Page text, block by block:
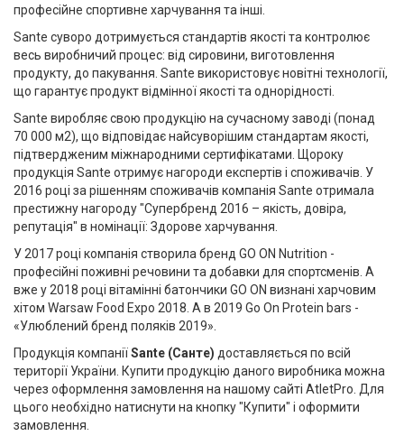
професійне спортивне харчування та інші.
Sante суворо дотримується стандартів якості та контролює
весь виробничий процес: від сировини, виготовлення
продукту, до пакування. Sante використовує новітні технології,
що гарантує продукт відмінної якості та однорідності.
Sante виробляє свою продукцію на сучасному заводі (понад
70 000 м2), що відповідає найсуворішим стандартам якості,
підтвердженим міжнародними сертифікатами. Щороку
продукція Sante отримує нагороди експертів і споживачів. У
2016 році за рішенням споживачів компанія Sante отримала
престижну нагороду "Супербренд 2016 – якість, довіра,
репутація" в номінації: Здорове харчування.
У 2017 році компанія створила бренд GO ON Nutrition -
професійні поживні речовини та добавки для спортсменів. А
вже у 2018 році вітамінні батончики GO ON визнані харчовим
хітом Warsaw Food Expo 2018. А в 2019 Go On Protein bars -
«Улюблений бренд поляків 2019».
Продукція компаніїSante (Санте) доставляється по всій
території України. Купити продукцію даного виробника можна
через оформлення замовлення на нашому сайті AtletPro . Для
цього необхідно натиснути на кнопку "Купити" і оформити
замовлення.